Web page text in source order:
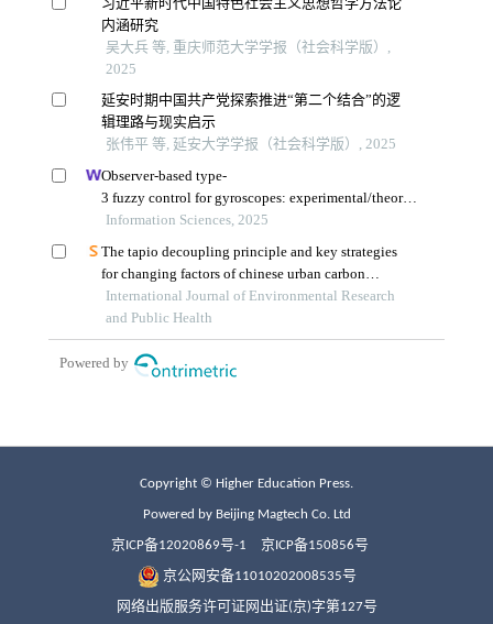
Copyright © Higher Education Press.
Powered by Beijing Magtech Co. Ltd
京ICP备12020869号-1 京ICP备150856号
京公网安备11010202008535号
网络出版服务许可证网出证(京)字第127号